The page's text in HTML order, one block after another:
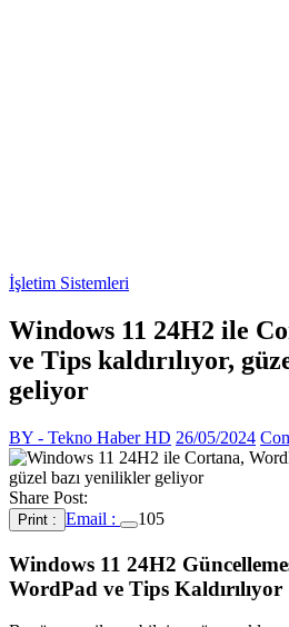
İşletim Sistemleri
Windows 11 24H2 ile
ve Tips kaldırılıyor,
geliyor
BY - Tekno Haber HD 26/05/2024
Share Post:
Print : Email : 105
Windows 11 24H2
WordPad ve Tips Kaldırılıyor